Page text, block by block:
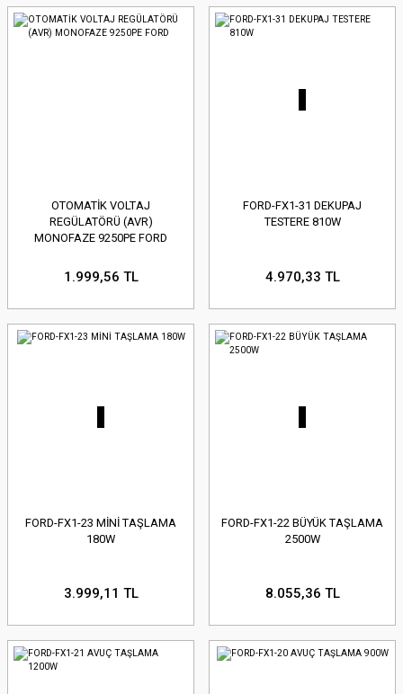
OTOMATİK VOLTAJ
REGÜLATÖRÜ (AVR)
MONOFAZE 9250PE FORD
1.999,56 TL
FORD-FX1-31 DEKUPAJ
TESTERE 810W
4.970,33 TL
FORD-FX1-23 MİNİ TAŞLAMA
180W
3.999,11 TL
FORD-FX1-22 BÜYÜK TAŞLAMA
2500W
8.055,36 TL